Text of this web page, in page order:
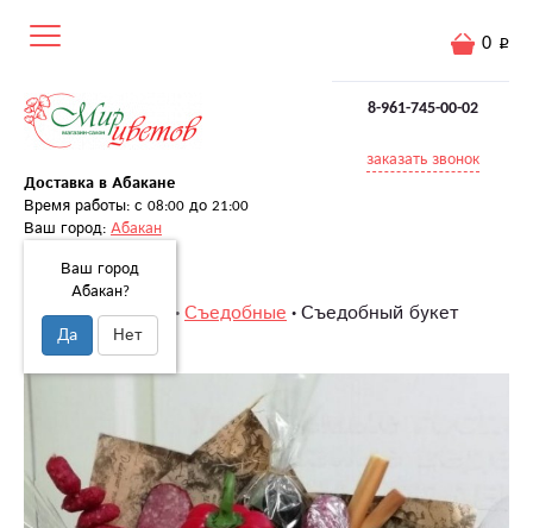
8-961-745-00-02
заказать звонок
Доставка в Абакане
Время работы: с 08:00 до 21:00
Ваш город: Абакан
Ваш город
Абакан?
Да Нет
0
Главная Букеты Съедобные Съедобный букет
«Вкус и цвет»